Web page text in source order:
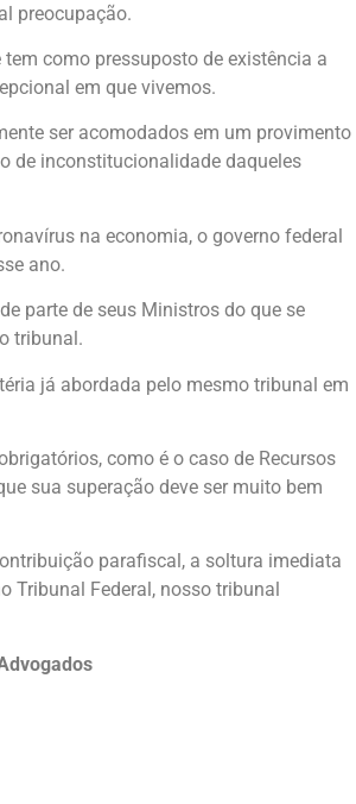
preocupação.
como pressuposto de existência a
em que vivemos.
ser acomodados em um provimento
de inconstitucionalidade daqueles
na economia, o governo federal
ano.
parte de seus Ministros do que se
tribunal.
já abordada pelo mesmo tribunal em
como é o caso de Recursos
sua superação deve ser muito bem
parafiscal, a soltura imediata
Tribunal Federal, nosso tribunal